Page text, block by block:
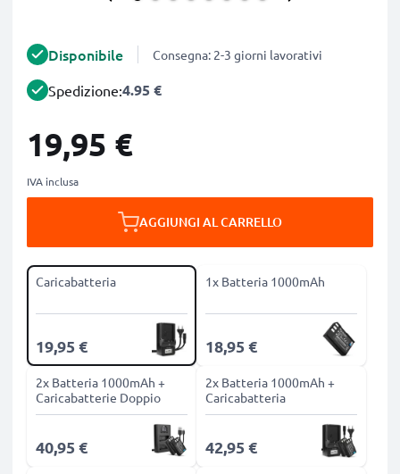
Disponibile Consegna: 2-3 giorni lavorativi
Spedizione:4.95 €
19,95 €
IVA inclusa
AGGIUNGI AL CARRELLO
Caricabatteria
19,95 €
1x Batteria 1000mAh
18,95 €
2x Batteria 1000mAh +
Caricabatterie Doppio
40,95 €
2x Batteria 1000mAh +
Caricabatteria
42,95 €